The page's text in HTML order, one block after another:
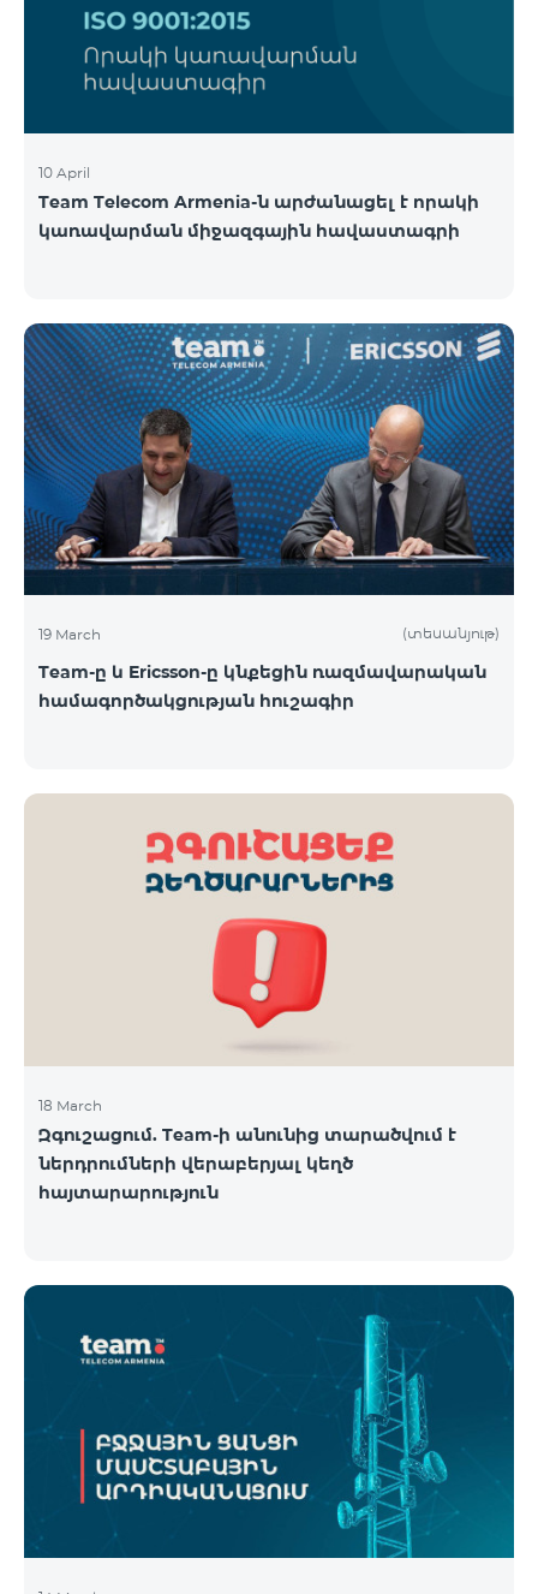
10 April
Team Telecom Armenia-ն արժանացել է որակի
կառավարման միջազգային հավաստագրի
19 March (տեսանյութ)
Team-ը և Ericsson-ը կնքեցին ռազմավարական
համագործակցության հուշագիր
18 March
Զգուշացում. Team-ի անունից տարածվում է
ներդրումների վերաբերյալ կեղծ
հայտարարություն